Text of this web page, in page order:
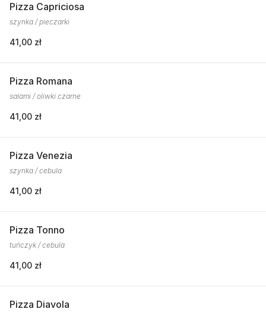
Pizza Capriciosa
szynka / pieczarki
41,00 zł
Pizza Romana
salami / oliwki czarne
41,00 zł
Pizza Venezia
szynka / cebula
41,00 zł
Pizza Tonno
tuńczyk / cebula
41,00 zł
Pizza Diavola